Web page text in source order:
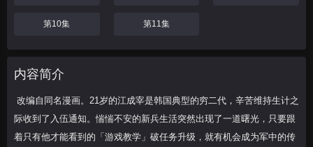
第10集 第11集
内容简介
改编自同名漫画。21岁的江成宰是韩国典型的穷二代，辛苦维持生计之
际收到了入伍通知。惴惴不安的新兵生活突然出现了一道曙光，只要跟
着只有他才能看到的「游戏教学」破任务升级，就有机会成为军中的传